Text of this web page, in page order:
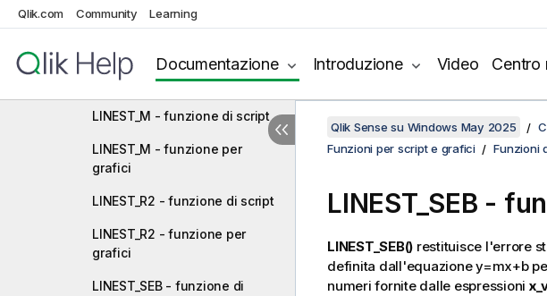
Qlik.com Community Learning
Documentazione Introduzione Video Centro
LINEST_F - funzione di script
LINEST_F - funzione per
grafici
LINEST_M - funzione di script
LINEST_M - funzione per
grafici
LINEST_R2 - funzione di script
LINEST_R2 - funzione per
grafici
LINEST_SEB - funzione di
Qlik Sense su Windows May 2025
Funzioni per script e grafici
Funzioni
LINEST_SEB -
LINEST_SEB() restituisce l'errore
definita dall'equazioney=mx+b
numeri fornite dalle espressioni